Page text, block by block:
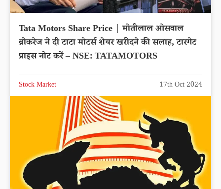
Tata Motors Share Price | मोतीलाल ओसवाल
ब्रोकरेज ने दी टाटा मोटर्स शेयर खरीदने की सलाह, टारगेट
प्राइस नोट करें – NSE: TATAMOTORS
Stock Market 17th Oct 2024